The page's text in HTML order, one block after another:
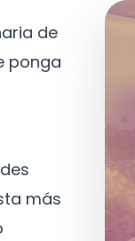
de
ponga
más